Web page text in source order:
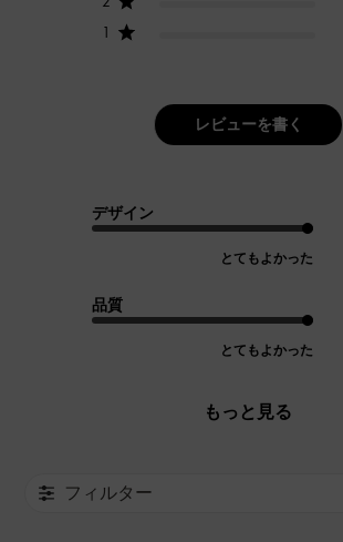
1
レビューを書く
デザイン
とてもよかった
品質
とてもよかった
もっと見る
フィルター